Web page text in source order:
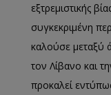
εξτρεμιστικής
συγκεκριμένη
καλούσε μεταξύ
τον Λίβανο και
προκαλεί